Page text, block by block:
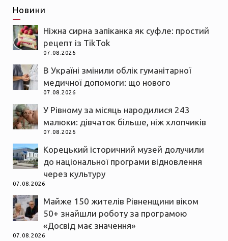
Новини
Ніжна сирна запіканка як суфле: простий
рецепт із TikTok
07.08.2026
В Україні змінили облік гуманітарної
медичної допомоги: що нового
07.08.2026
У Рівному за місяць народилися 243
малюки: дівчаток більше, ніж хлопчиків
07.08.2026
Корецький історичний музей долучили
до національної програми відновлення
через культуру
07.08.2026
Майже 150 жителів Рівненщини віком
50+ знайшли роботу за програмою
«Досвід має значення»
07.08.2026